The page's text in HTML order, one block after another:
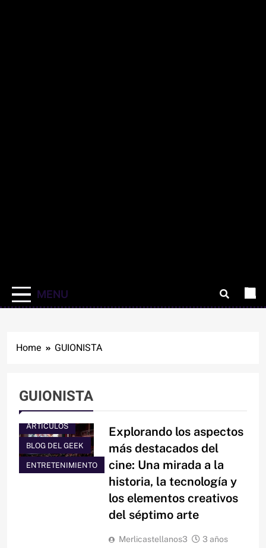
MENU
Home GUIONISTA
GUIONISTA
ARTÍCULOS
BLOG DEL GEEK
ENTRETENIMIENTO
Explorando los aspectos
más destacados del
cine: Una mirada a la
historia, la tecnología y
los elementos creativos
del séptimo arte
Merlicastellanos3
3 años